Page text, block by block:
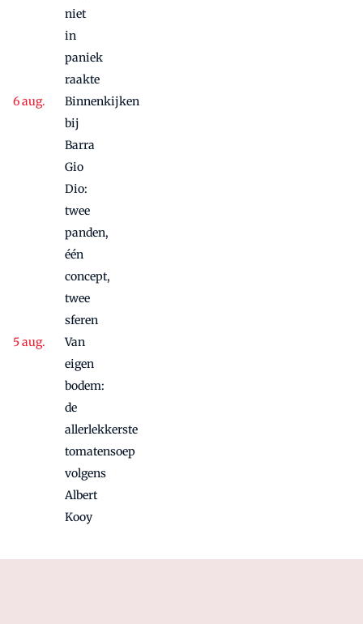
niet
in
paniek
raakte
Binnenkijken
bij
Barra
Gio
Dio:
twee
panden,
één
concept,
twee
sferen
Van
eigen
bodem:
de
allerlekkerste
tomatensoep
volgens
Albert
Kooy